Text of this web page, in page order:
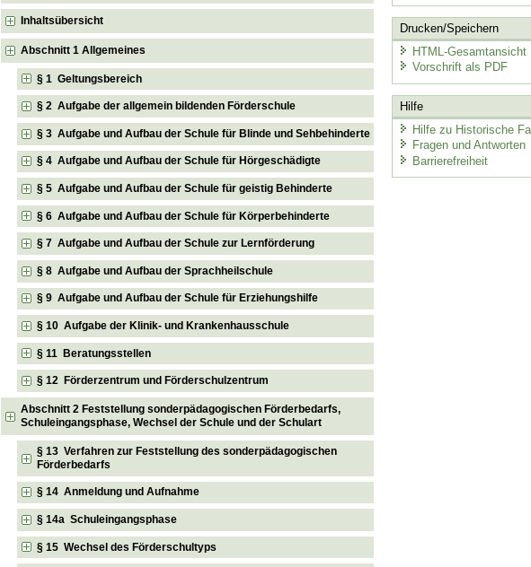
Inhaltsübersicht
Abschnitt 1 Allgemeines
§ 1 Geltungsbereich
§ 2 Aufgabe der allgemein bildenden Förderschule
§ 3 Aufgabe und Aufbau der Schule für Blinde und Sehbehinderte
§ 4 Aufgabe und Aufbau der Schule für Hörgeschädigte
§ 5 Aufgabe und Aufbau der Schule für geistig Behinderte
§ 6 Aufgabe und Aufbau der Schule für Körperbehinderte
§ 7 Aufgabe und Aufbau der Schule zur Lernförderung
§ 8 Aufgabe und Aufbau der Sprachheilschule
§ 9 Aufgabe und Aufbau der Schule für Erziehungshilfe
§ 10 Aufgabe der Klinik- und Krankenhausschule
§ 11 Beratungsstellen
§ 12 Förderzentrum und Förderschulzentrum
Abschnitt 2 Feststellung sonderpädagogischen Förderbedarfs,
Schuleingangsphase, Wechsel der Schule und der Schulart
§ 13 Verfahren zur Feststellung des sonderpädagogischen
Förderbedarfs
§ 14 Anmeldung und Aufnahme
§ 14a Schuleingangsphase
§ 15 Wechsel des Förderschultyps
Drucken/Speichern
HTML-Gesamtansicht
Vorschrift als PDF
Hilfe
Hilfe zu Historische
Fragen und Antworten
Barrierefreiheit